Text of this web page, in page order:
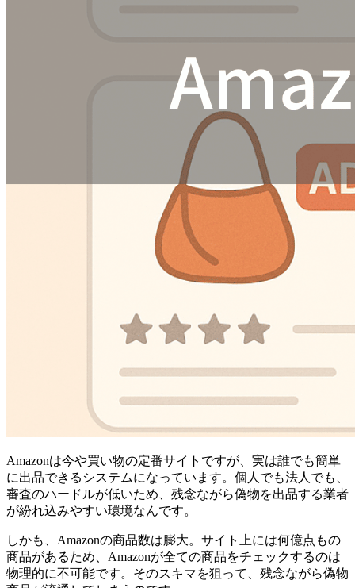
Amazonは今や買い物の定番サイトですが、実は誰でも簡単
に出品できるシステムになっています。個人でも法人でも、
審査のハードルが低いため、残念ながら偽物を出品する業者
が紛れ込みやすい環境なんです。
しかも、Amazonの商品数は膨大。サイト上には何億点もの
商品があるため、Amazonが全ての商品をチェックするのは
物理的に不可能です。そのスキマを狙って、残念ながら偽物